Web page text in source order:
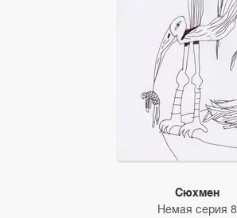
Сюхмен
Немая серия 8